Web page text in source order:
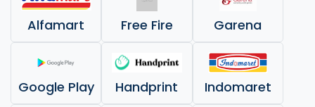
Alfamart Free Fire Garena
Google Play Handprint Indomaret